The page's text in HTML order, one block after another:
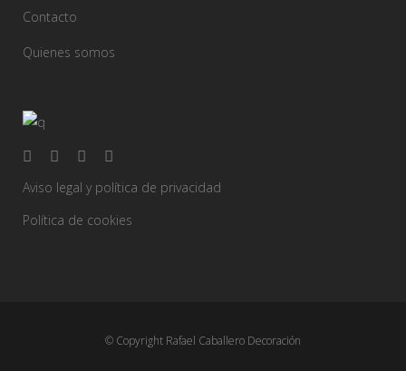
Contacto
Quienes somos
Aviso legal y política de privacidad
Política de cookies
© Copyright Rafael Caballero Decoración